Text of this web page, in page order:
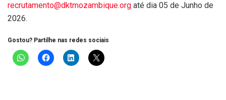
recrutamento@dktmozambique.org até dia 05 de Junho de
2026.
Gostou? Partilhe nas redes sociais